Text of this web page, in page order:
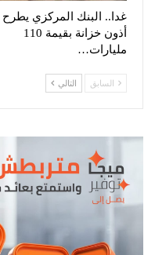
غدا.. البنك المركزي يطرح
أذون خزانة بقيمة 110
مليارات…
السابق التالي